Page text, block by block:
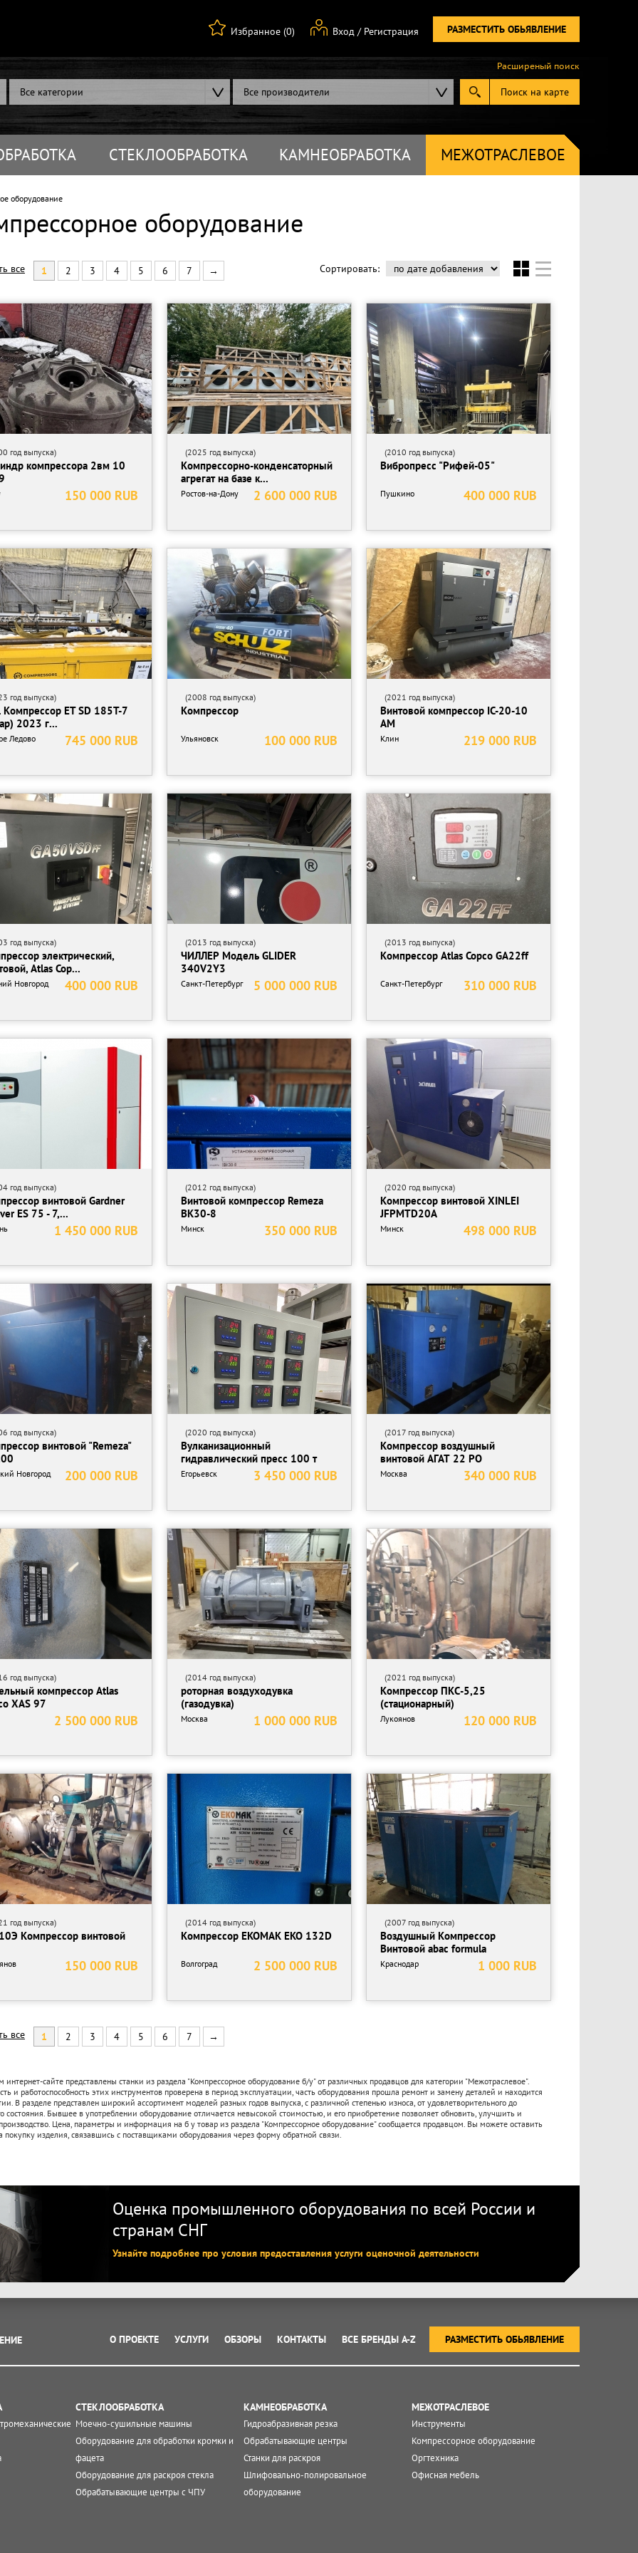
РАЗМЕСТИТЬ ОБЬЯВЛЕНИЕ
Вход / Регистрация
Избранное (0)
Все категории Все производители Поиск на карте
Расширеный поиск
СТЕКЛООБРАБОТКА КАМНЕОБРАБОТКА МЕЖОТРАСЛЕВОЕ
оборудование
оборудование
все 1 2 3 4 5 6 7 → Сортировать:
год выпуска)
компрессора 2вм 10
150 000 RUB
(2025 год выпуска)
Компрессорно-конденсаторный
агрегат на базе к...
2 600 000 RUB
Ростов-на-Дону
(2010 год выпуска)
Вибропресс "Рифей-05"
400 000 RUB
Пушкино
год выпуска)
Компрессор ET SD 185T-7
2023 г...
745 000 RUB
Ледово
(2008 год выпуска)
Компрессор
100 000 RUB
Ульяновск
(2021 год выпуска)
Винтовой компрессор IC-20-10
AM
219 000 RUB
Клин
год выпуска)
электрический,
Atlas Cop...
400 000 RUB
Новгород
(2013 год выпуска)
ЧИЛЛЕР Модель GLIDER
340V2Y3
5 000 000 RUB
Санкт-Петербург
(2013 год выпуска)
Компрессор Atlas Copco GA22ff
310 000 RUB
Санкт-Петербург
год выпуска)
винтовой Gardner
ES 75 - 7,...
1 450 000 RUB
(2012 год выпуска)
Винтовой компрессор Remeza
ВК30-8
350 000 RUB
Минск
(2020 год выпуска)
Компрессор винтовой XINLEI
JFPMTD20A
498 000 RUB
Минск
год выпуска)
винтовой "Remeza"
200 000 RUB
Новгород
(2020 год выпуска)
Вулканизационный
гидравлический пресс 100 т
3 450 000 RUB
Егорьевск
(2017 год выпуска)
Компрессор воздушный
винтовой АГАТ 22 РО
340 000 RUB
Москва
год выпуска)
компрессор Atlas
XAS 97
2 500 000 RUB
(2014 год выпуска)
роторная воздуходувка
(газодувка)
1 000 000 RUB
Москва
(2021 год выпуска)
Компрессор ПКС-5,25
(стационарный)
120 000 RUB
Лукоянов
год выпуска)
Компрессор винтовой
150 000 RUB
(2014 год выпуска)
Компрессор EKOMAK EKO 132D
2 500 000 RUB
Волгоград
(2007 год выпуска)
Воздушный Компрессор
Винтовой abac formula
1 000 RUB
Краснодар
все 1 2 3 4 5 6 7 →
интернет-сайте представлены станки из раздела "Компрессорное оборудование б/у" от различных продавцов для категории "Межотраслевое".
и работоспособность этих инструментов проверена в период эксплуатации, часть оборудования прошла ремонт и замену деталей и находится
В разделе представлен широкий ассортимент моделей разных годов выпуска, с различной степенью износа, от удовлетворительного до
состояния. Бывшее в употреблении оборудование отличается невысокой стоимостью, и его приобретение позволяет обновить, улучшить и
Цена, параметры и информация на б у товар из раздела "Компрессорное оборудование" сообщается продавцом. Вы можете оставить
покупку изделия, связавшись с поставщиками оборудования через форму обратной связи.
Оценка промышленного оборудования по всей России и
странам СНГ
Узнайте подробнее про условия предоставления услуги оценочной деятельности
РАЗМЕСТИТЬ ОБЬЯВЛЕНИЕ
О ПРОЕКТЕ УСЛУГИ ОБЗОРЫ КОНТАКТЫ ВСЕ БРЕНДЫ A-Z
СТЕКЛООБРАБОТКА
Моечно-сушильные машины
Оборудование для обработки кромки и
фацета
Оборудование для раскроя стекла
Обрабатывающие центры с ЧПУ
КАМНЕОБРАБОТКА
Гидроабразивная резка
Обрабатывающие центры
Станки для раскроя
Шлифовально-полировальное
оборудование
МЕЖОТРАСЛЕВОЕ
Инструменты
Компрессорное оборудование
Оргтехника
Офисная мебель